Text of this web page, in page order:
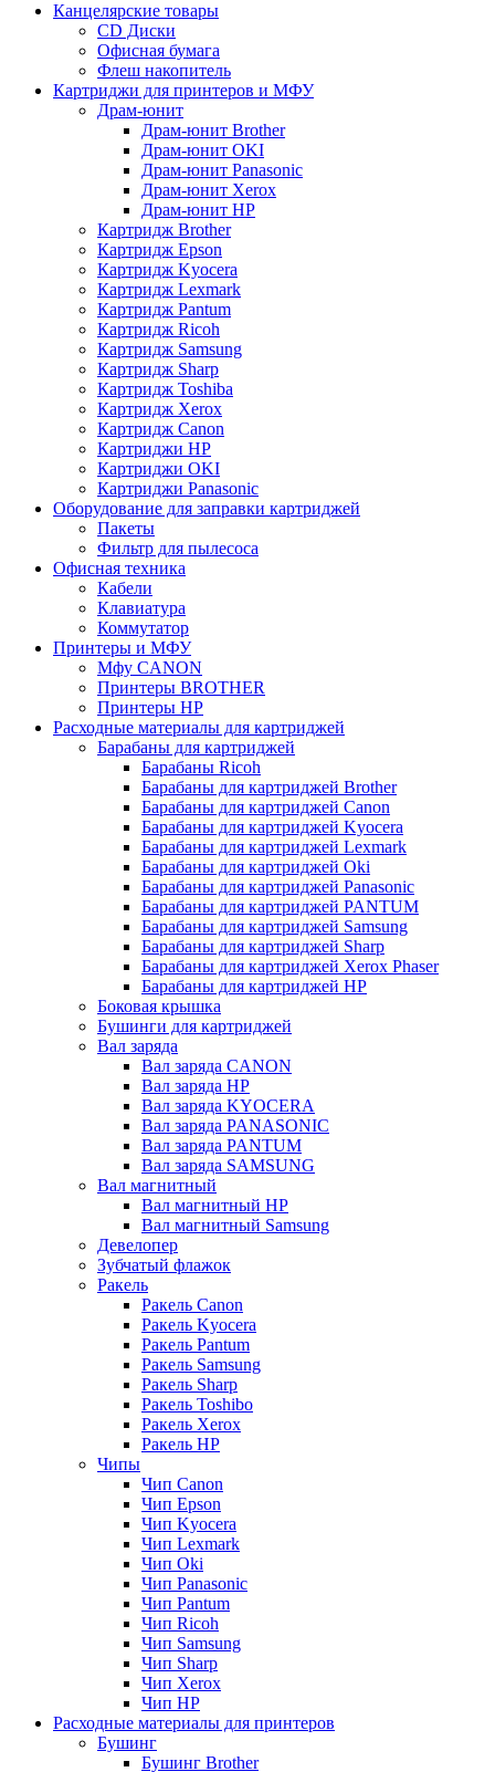
Канцелярские товары
CD Диски
Офисная бумага
Флеш накопитель
Картриджи для принтеров и МФУ
Драм-юнит
Драм-юнит Brother
Драм-юнит OKI
Драм-юнит Panasonic
Драм-юнит Xerox
Драм-юнит НР
Картридж Brother
Картридж Epson
Картридж Kyocera
Картридж Lexmark
Картридж Pantum
Картридж Ricoh
Картридж Samsung
Картридж Sharp
Картридж Toshiba
Картридж Xerox
Картридж Сanon
Картриджи HP
Картриджи OKI
Картриджи Panasonic
Оборудование для заправки картриджей
Пакеты
Фильтр для пылесоса
Офисная техника
Кабели
Клавиатура
Коммутатор
Принтеры и МФУ
Мфу CANON
Принтеры BROTHER
Принтеры HP
Расходные материалы для картриджей
Барабаны для картриджей
Барабаны Ricoh
Барабаны для картриджей Brother
Барабаны для картриджей Canon
Барабаны для картриджей Kyocera
Барабаны для картриджей Lexmark
Барабаны для картриджей Oki
Барабаны для картриджей Panasonic
Барабаны для картриджей PANTUM
Барабаны для картриджей Samsung
Барабаны для картриджей Sharp
Барабаны для картриджей Xerox Phaser
Барабаны для картриджей НР
Боковая крышка
Бушинги для картриджей
Вал заряда
Вал заряда CANON
Вал заряда HP
Вал заряда KYOCERA
Вал заряда PANASONIC
Вал заряда PANTUM
Вал заряда SAMSUNG
Вал магнитный
Вал магнитный HP
Вал магнитный Samsung
Девелопер
Зубчатый флажок
Ракель
Ракель Canon
Ракель Kyocera
Ракель Pantum
Ракель Samsung
Ракель Sharp
Ракель Toshibo
Ракель Xerox
Ракель НР
Чипы
Чип Canon
Чип Epson
Чип Kyocera
Чип Lexmark
Чип Oki
Чип Panasonic
Чип Pantum
Чип Ricoh
Чип Samsung
Чип Sharp
Чип Xerox
Чип НР
Расходные материалы для принтеров
Бушинг
Бушинг Brother